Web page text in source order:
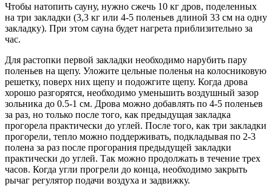
Чтобы натопить сауну, нужно сжечь 10 кг дров, поделенных
на три закладки (3,3 кг или 4-5 поленьев длиной 33 см на одну
закладку). При этом сауна будет нагрета приблизительно за
час.
Для растопки первой закладки необходимо нарубить пару
поленьев на щепу. Уложите цельные поленья на колосниковую
решетку, поверх них щепу и подожгите щепу. Когда дрова
хорошо разгорятся, необходимо уменьшить воздушный зазор
зольника до 0.5-1 см. Дрова можно добавлять по 4-5 поленьев
за раз, но только после того, как предыдущая закладка
прогорела практически до углей. После того, как три закладки
прогорели, тепло можно поддерживать, подкладывая по 2-3
полена за раз после прогорания предыдущей закладки
практически до углей. Так можно продолжать в течение трех
часов. Когда угли прогрели до конца, необходимо закрыть
рычаг регулятор подачи воздуха и задвижку.